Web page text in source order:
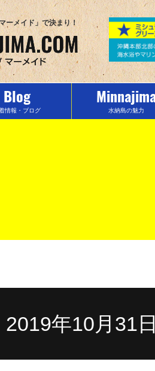
ーメイド」で決まり！
Blog
情報・ブログ 水納島の魅力
2019年10月31